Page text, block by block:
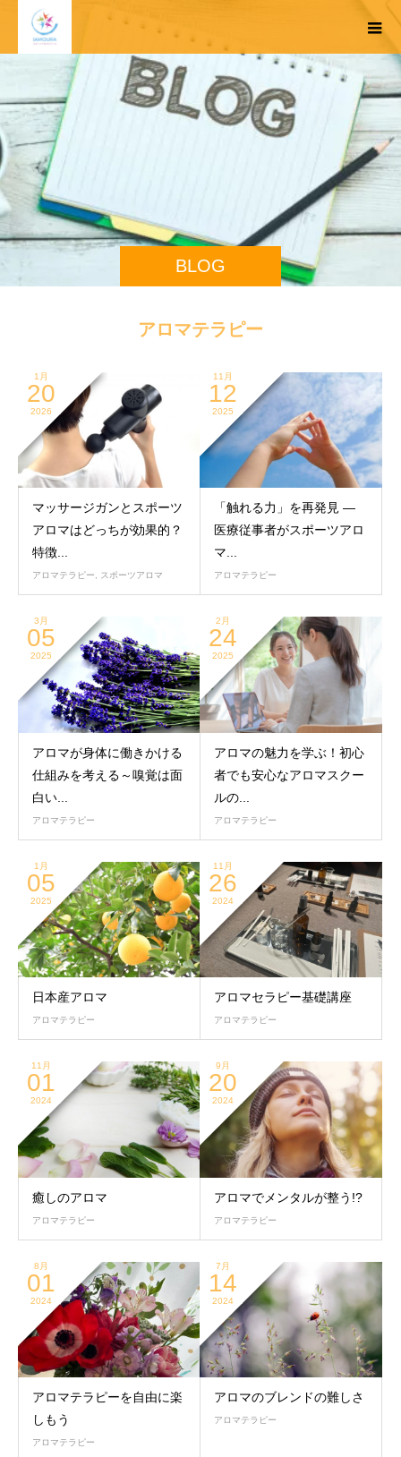
BLOG
アロマテラピー
1月
20
2026
マッサージガンとスポーツ
アロマはどっちが効果的？
特徴...
アロマテラピー, スポーツアロマ
11月
12
2025
「触れる力」を再発見 —
医療従事者がスポーツアロ
マ...
アロマテラピー
3月
05
2025
アロマが身体に働きかける
仕組みを考える～嗅覚は面
白い...
アロマテラピー
2月
24
2025
アロマの魅力を学ぶ！初心
者でも安心なアロマスクー
ルの...
アロマテラピー
1月
05
2025
日本産アロマ
アロマテラピー
11月
26
2024
アロマセラピー基礎講座
アロマテラピー
11月
01
2024
癒しのアロマ
アロマテラピー
9月
20
2024
アロマでメンタルが整う!?
アロマテラピー
8月
01
2024
アロマテラピーを自由に楽
しもう
アロマテラピー
7月
14
2024
アロマのブレンドの難しさ
アロマテラピー